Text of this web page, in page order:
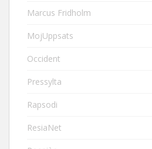
Marcus Fridholm
MojUppsats
Occident
Pressylta
Rapsodi
ResiaNet